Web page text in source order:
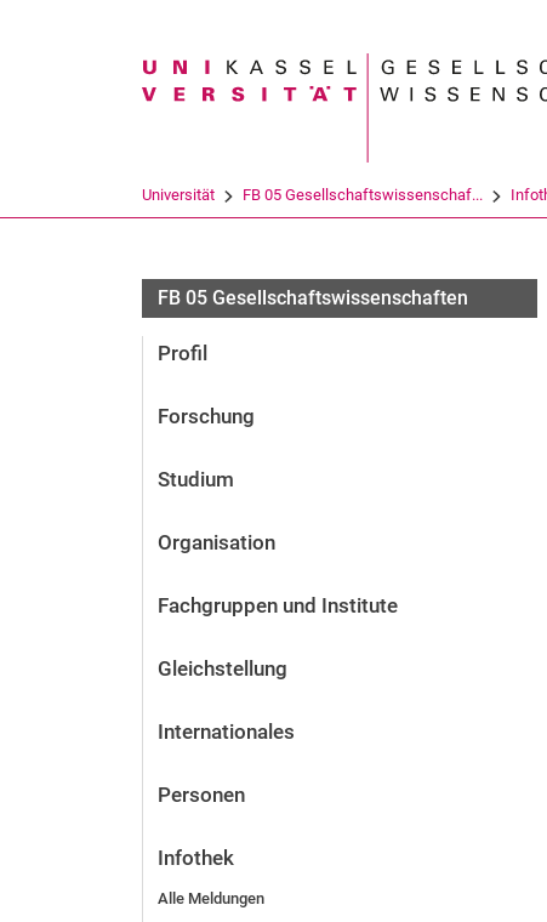
Suchbegriff
Universität FB 05 Gesellschaftswissenschaf...
FB 05 Gesellschaftswissenschaften
Profil
Forschung
Studium
Organisation
Fachgruppen und Institute
Gleichstellung
Internationales
Personen
Infothek
Alle Meldungen